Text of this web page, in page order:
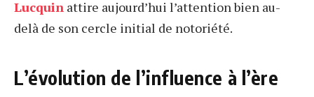
Lucquin attire aujourd’hui l’attention bien au-
delà de son cercle initial de notoriété.
L’évolution de l’influence à l’ère